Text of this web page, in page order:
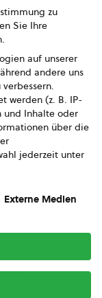
zu
Sie Ihre
auf unserer
andere uns
werden (z. B. IP-
und Inhalte oder
über die
jederzeit unter
Externe Medien